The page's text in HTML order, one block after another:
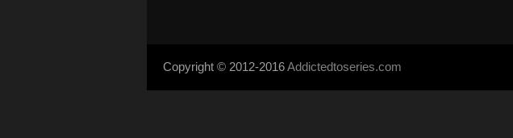
Copyright © 2012-2016Addictedtoseries.com